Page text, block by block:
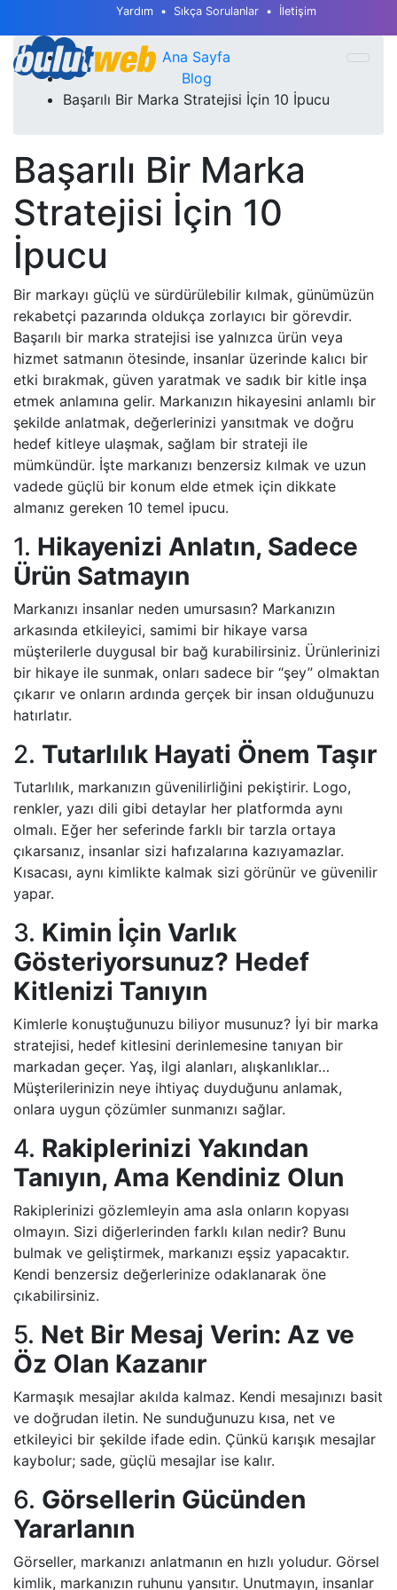
Yardım Sıkça Sorulanlar İletişim
Ana Sayfa
Blog
Başarılı Bir Marka Stratejisi İçin 10 İpucu
Başarılı Bir Marka
Stratejisi İçin 10
İpucu
Bir markayı güçlü ve sürdürülebilir kılmak, günümüzün
rekabetçi pazarında oldukça zorlayıcı bir görevdir.
Başarılı bir marka stratejisi ise yalnızca ürün veya
hizmet satmanın ötesinde, insanlar üzerinde kalıcı bir
etki bırakmak, güven yaratmak ve sadık bir kitle inşa
etmek anlamına gelir. Markanızın hikayesini anlamlı bir
şekilde anlatmak, değerlerinizi yansıtmak ve doğru
hedef kitleye ulaşmak, sağlam bir strateji ile
mümkündür. İşte markanızı benzersiz kılmak ve uzun
vadede güçlü bir konum elde etmek için dikkate
almanız gereken 10 temel ipucu.
1. Hikayenizi Anlatın, Sadece
Ürün Satmayın
Markanızı insanlar neden umursasın? Markanızın
arkasında etkileyici, samimi bir hikaye varsa
müşterilerle duygusal bir bağ kurabilirsiniz. Ürünlerinizi
bir hikaye ile sunmak, onları sadece bir “şey” olmaktan
çıkarır ve onların ardında gerçek bir insan olduğunuzu
hatırlatır.
2. Tutarlılık Hayati Önem Taşır
Tutarlılık, markanızın güvenilirliğini pekiştirir. Logo,
renkler, yazı dili gibi detaylar her platformda aynı
olmalı. Eğer her seferinde farklı bir tarzla ortaya
çıkarsanız, insanlar sizi hafızalarına kazıyamazlar.
Kısacası, aynı kimlikte kalmak sizi görünür ve güvenilir
yapar.
3. Kimin İçin Varlık
Gösteriyorsunuz? Hedef
Kitlenizi Tanıyın
Kimlerle konuştuğunuzu biliyor musunuz? İyi bir marka
stratejisi, hedef kitlesini derinlemesine tanıyan bir
markadan geçer. Yaş, ilgi alanları, alışkanlıklar…
Müşterilerinizin neye ihtiyaç duyduğunu anlamak,
onlara uygun çözümler sunmanızı sağlar.
4. Rakiplerinizi Yakından
Tanıyın, Ama Kendiniz Olun
Rakiplerinizi gözlemleyin ama asla onların kopyası
olmayın. Sizi diğerlerinden farklı kılan nedir? Bunu
bulmak ve geliştirmek, markanızı eşsiz yapacaktır.
Kendi benzersiz değerlerinize odaklanarak öne
çıkabilirsiniz.
5. Net Bir Mesaj Verin: Az ve
Öz Olan Kazanır
Karmaşık mesajlar akılda kalmaz. Kendi mesajınızı basit
ve doğrudan iletin. Ne sunduğunuzu kısa, net ve
etkileyici bir şekilde ifade edin. Çünkü karışık mesajlar
kaybolur; sade, güçlü mesajlar ise kalır.
6. Görsellerin Gücünden
Yararlanın
Görseller, markanızı anlatmanın en hızlı yoludur. Görsel
kimlik, markanızın ruhunu yansıtır. Unutmayın, insanlar